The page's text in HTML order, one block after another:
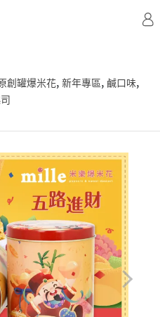
創罐爆米花, 新年專區, 鹹口味,